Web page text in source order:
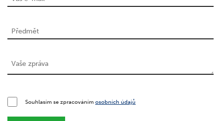
Souhlasím se zpracováním osobních údajů